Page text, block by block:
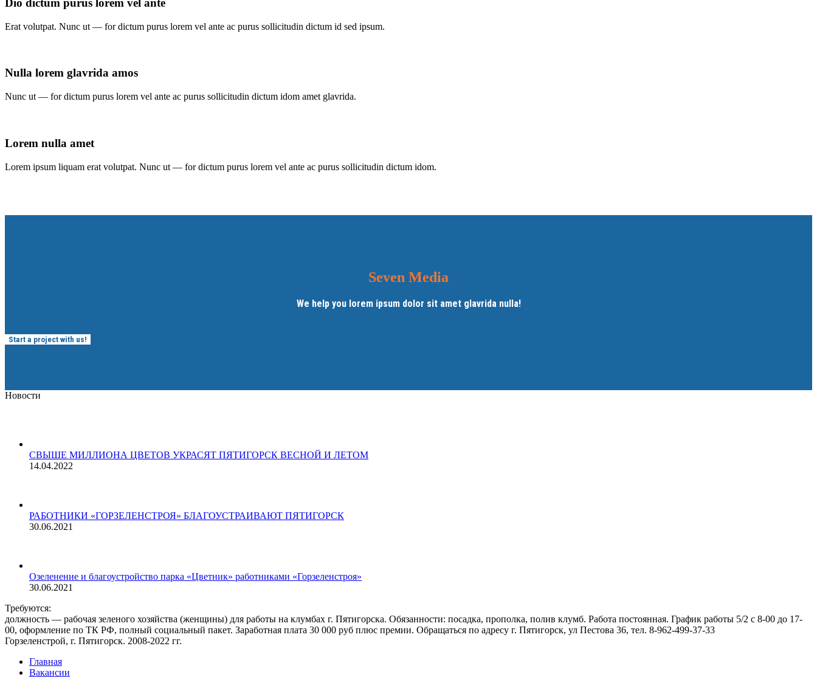
Dio dictum purus lorem vel ante
Erat volutpat. Nunc ut — for dictum purus lorem vel ante ac purus sollicitudin dictum id sed ipsum.
Nulla lorem glavrida amos
Nunc ut — for dictum purus lorem vel ante ac purus sollicitudin dictum idom amet glavrida.
Lorem nulla amet
Lorem ipsum liquam erat volutpat. Nunc ut — for dictum purus lorem vel ante ac purus sollicitudin dictum idom.
Seven Media
We help you lorem ipsum dolor sit amet glavrida nulla!
Start a project with us!
Новости
СВЫШЕ МИЛЛИОНА ЦВЕТОВ УКРАСЯТ ПЯТИГОРСК ВЕСНОЙ И ЛЕТОМ
14.04.2022
РАБОТНИКИ «ГОРЗЕЛЕНСТРОЯ» БЛАГОУСТРАИВАЮТ ПЯТИГОРСК
30.06.2021
Озеленение и благоустройство парка «Цветник» работниками «Горзеленстроя»
30.06.2021
Требуются:
должность — рабочая зеленого хозяйства (женщины) для работы на клумбах г. Пятигорска. Обязанности: посадка, прополка, полив клумб. Работа постоянная. График работы 5/2 с 8-00 до 17-
00, оформление по ТК РФ, полный социальный пакет. Заработная плата 30 000 руб плюс премии. Обращаться по адресу г. Пятигорск, ул Пестова 36, тел. 8-962-499-37-33
Горзеленстрой, г. Пятигорск. 2008-2022 гг.
Главная
Вакансии